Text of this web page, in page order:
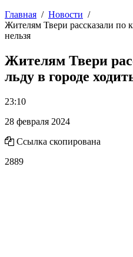
Главная
Новости
Жителям Твери рассказали по
нельзя
Жителям Твери
льду в городе
23:10
28 февраля 2024
Ссылка скопирована
2889